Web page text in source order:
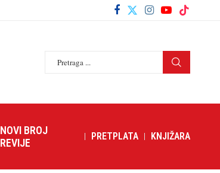
NOVI BROJ
REVIJE
PRETPLATA KNJIŽARA